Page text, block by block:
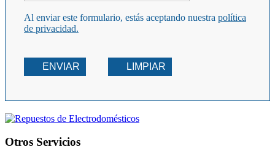
Al enviar este formulario, estás aceptando nuestra política
de privacidad.
ENVIAR LIMPIAR
Otros Servicios